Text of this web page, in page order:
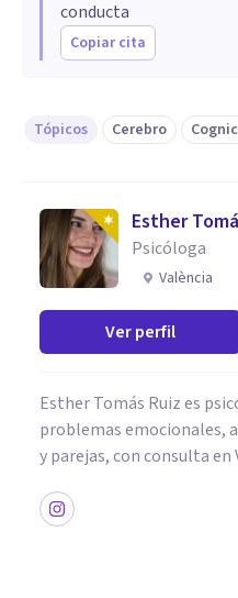
conducta
Copiar cita
Tópicos Cerebro
Esther
Psicóloga
València
Ver perfil
Esther Tomás Ruiz es
problemas emocionales,
y parejas, con consulta en